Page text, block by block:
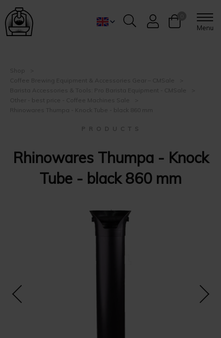
Menu
Shop
Coffee Brewing Equipment & Accessories Gear – CMSale
Barista Accessories & Tools: Pro Barista Equipment - CMSale
Other - best price - Coffee Machines Sale
Rhinowares Thumpa - Knock Tube - black 860 mm
P R O D U C T S
Rhinowares Thumpa - Knock
Tube - black 860 mm